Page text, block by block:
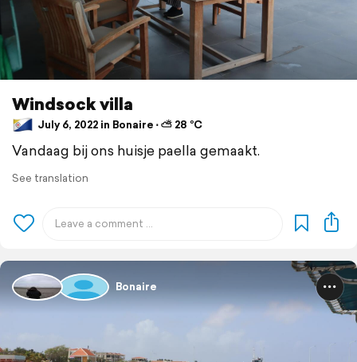
Windsock villa
July 6, 2022 in Bonaire ⋅ ⛅ 28 °C
Vandaag bij ons huisje paella gemaakt.
See translation
Bonaire